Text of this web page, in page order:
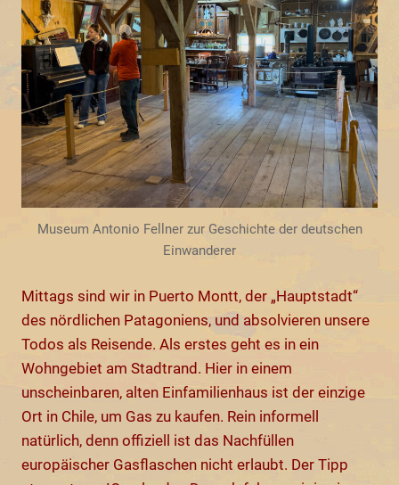
Museum Antonio Fellner zur Geschichte der deutschen
Einwanderer
Mittags sind wir in Puerto Montt, der „Hauptstadt“
des nördlichen Patagoniens, und absolvieren unsere
Todos als Reisende. Als erstes geht es in ein
Wohngebiet am Stadtrand. Hier in einem
unscheinbaren, alten Einfamilienhaus ist der einzige
Ort in Chile, um Gas zu kaufen. Rein informell
natürlich, denn offiziell ist das Nachfüllen
europäischer Gasflaschen nicht erlaubt. Der Tipp